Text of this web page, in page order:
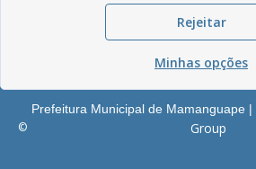
Serviços Internos
©
Prefeitura Municipal de Mamanguape |
Group
Rejeitar
Minhas opções